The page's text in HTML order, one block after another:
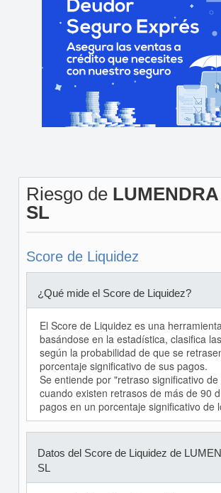
Riesgo de
SL
Score de Liquidez
¿Qué mide el Score de Liquidez?
El Score de Liquidez es una
basándose en la estadística, clasifica
según la probabilidad de que se
porcentaje significativo de sus pagos.
Se entiende por "retraso significativo
cuando existen retrasos de más de 90
pagos en un porcentaje significativo de
Datos del Score de Liquidez de
SL